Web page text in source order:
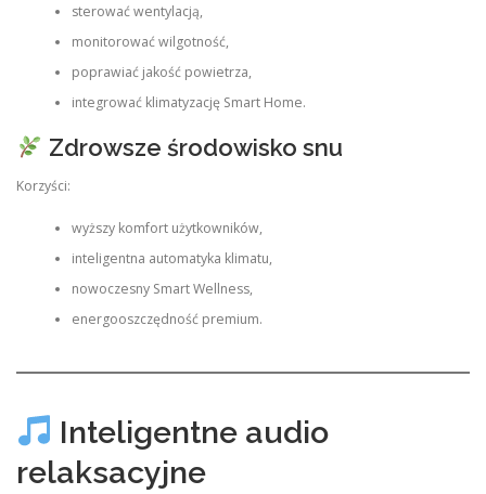
sterować wentylacją,
monitorować wilgotność,
poprawiać jakość powietrza,
integrować klimatyzację Smart Home.
Zdrowsze środowisko snu
Korzyści:
wyższy komfort użytkowników,
inteligentna automatyka klimatu,
nowoczesny Smart Wellness,
energooszczędność premium.
Inteligentne audio
relaksacyjne